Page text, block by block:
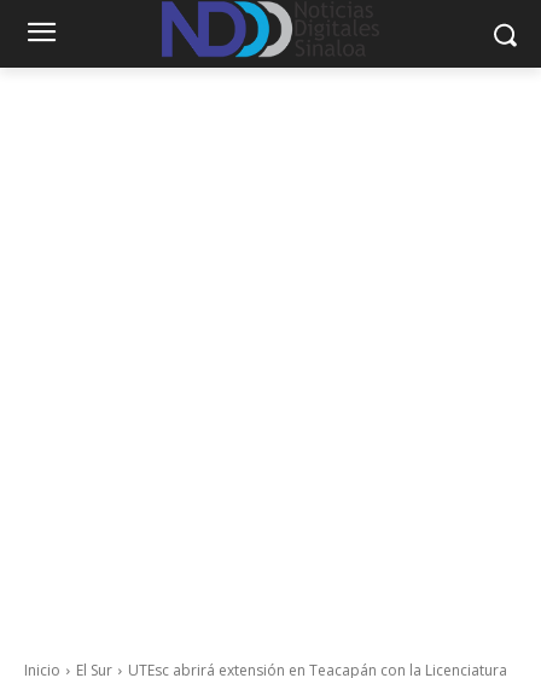
Inicio El Sur
UTEsc abrirá extensión en Teacapán con la Licenciatura